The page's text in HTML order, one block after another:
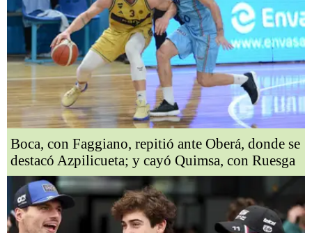
Boca, con Faggiano, repitió ante Oberá, donde se
destacó Azpilicueta; y cayó Quimsa, con Ruesga